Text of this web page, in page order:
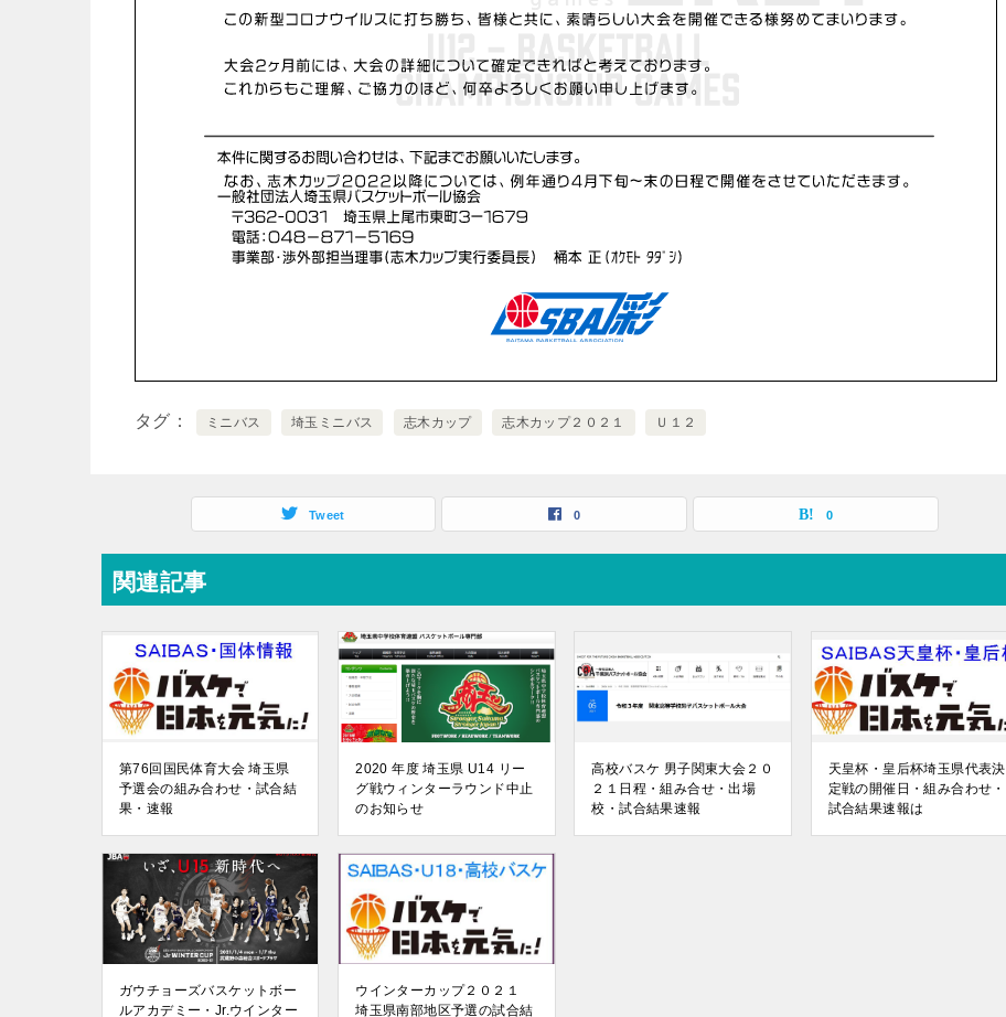
タグ ミニバス 埼玉ミニバス 志木カップ 志木カップ２０２１ Ｕ１２
Tweet 0 0
関連記事
第76回国民体育大会 埼玉県
予選会の組み合わせ・試合結
果・速報
2020 年度 埼玉県 U14 リー
グ戦ウィンターラウンド中止
のお知らせ
高校バスケ 男子関東大会２０
２１日程・組み合せ・出場
校・試合結果速報
天皇杯・皇后杯埼玉県代表決
定戦の開催日・組み合わせ・
試合結果速報は
ガウチョーズバスケットボー
ルアカデミー・Jr.ウインター
ウインターカップ２０２１
埼玉県南部地区予選の試合結